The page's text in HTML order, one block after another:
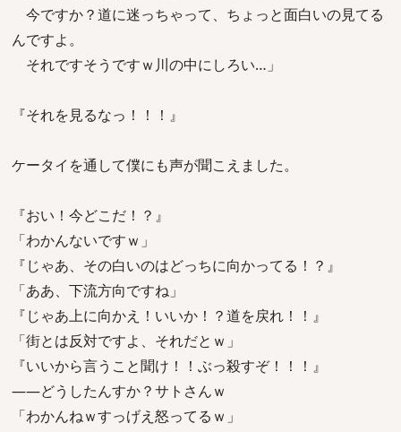
今ですか？道に迷っちゃって、ちょっと面白いの見てる
んですよ。
それですそうですｗ川の中にしろい…」
『それを見るなっ！！！』
ケータイを通して僕にも声が聞こえました。
『おい！今どこだ！？』
「わかんないですｗ」
『じゃあ、その白いのはどっちに向かってる！？』
「ああ、下流方向ですね」
『じゃあ上に向かえ！いいか！？道を戻れ！！』
「街とは反対ですよ、それだとｗ」
『いいから言うこと聞け！！ぶっ殺すぞ！！！』
――どうしたんすか？サトさんｗ
「わかんねｗすっげえ怒ってるｗ」